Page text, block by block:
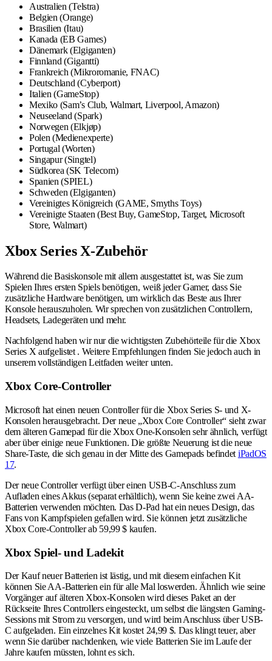
Australien (Telstra)
Belgien (Orange)
Brasilien (Itau)
Kanada (EB Games)
Dänemark (Elgiganten)
Finnland (Gigantti)
Frankreich (Mikroromanie, FNAC)
Deutschland (Cyberport)
Italien (GameStop)
Mexiko (Sam’s Club, Walmart, Liverpool, Amazon)
Neuseeland (Spark)
Norwegen (Elkjøp)
Polen (Medienexperte)
Portugal (Worten)
Singapur (Singtel)
Südkorea (SK Telecom)
Spanien (SPIEL)
Schweden (Elgiganten)
Vereinigtes Königreich (GAME, Smyths Toys)
Vereinigte Staaten (Best Buy, GameStop, Target, Microsoft
Store, Walmart)
Xbox Series X-Zubehör
Während die Basiskonsole mit allem ausgestattet ist, was Sie zum
Spielen Ihres ersten Spiels benötigen, weiß jeder Gamer, dass Sie
zusätzliche Hardware benötigen, um wirklich das Beste aus Ihrer
Konsole herauszuholen. Wir sprechen von zusätzlichen Controllern,
Headsets, Ladegeräten und mehr.
Nachfolgend haben wir nur die wichtigsten Zubehörteile für die Xbox
Series X aufgelistet . Weitere Empfehlungen finden Sie jedoch auch in
unserem vollständigen Leitfaden weiter unten.
Xbox Core-Controller
Microsoft hat einen neuen Controller für die Xbox Series S- und X-
Konsolen herausgebracht. Der neue „Xbox Core Controller“ sieht zwar
dem älteren Gamepad für die Xbox One-Konsolen sehr ähnlich, verfügt
aber über einige neue Funktionen. Die größte Neuerung ist die neue
Share-Taste, die sich genau in der Mitte des Gamepads befindet iPadOS
17.
Der neue Controller verfügt über einen USB-C-Anschluss zum
Aufladen eines Akkus (separat erhältlich), wenn Sie keine zwei AA-
Batterien verwenden möchten. Das D-Pad hat ein neues Design, das
Fans von Kampfspielen gefallen wird. Sie können jetzt zusätzliche
Xbox Core-Controller ab 59,99 $ kaufen.
Xbox Spiel- und Ladekit
Der Kauf neuer Batterien ist lästig, und mit diesem einfachen Kit
können Sie AA-Batterien ein für alle Mal loswerden. Ähnlich wie seine
Vorgänger auf älteren Xbox-Konsolen wird dieses Paket an der
Rückseite Ihres Controllers eingesteckt, um selbst die längsten Gaming-
Sessions mit Strom zu versorgen, und wird beim Anschluss über USB-
C aufgeladen. Ein einzelnes Kit kostet 24,99 $. Das klingt teuer, aber
wenn Sie darüber nachdenken, wie viele Batterien Sie im Laufe der
Jahre kaufen müssten, lohnt es sich.